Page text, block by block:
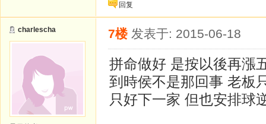
回复
charlescha 7楼 发表于: 2015-06-18
拼命做好 是按以後再漲
到時侯不是那回事 老板
只好下一家 但也安排球